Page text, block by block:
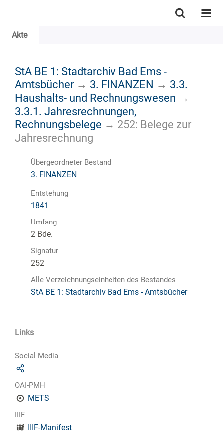
Akte
StA BE 1: Stadtarchiv Bad Ems -
Amtsbücher→ 3. FINANZEN → 3.3.
Haushalts- und Rechnungswesen →
3.3.1. Jahresrechnungen,
Rechnungsbelege → 252: Belege zur
Jahresrechnung
Übergeordneter Bestand
3. FINANZEN
Entstehung
1841
Umfang
2 Bde.
Signatur
252
Alle Verzeichnungseinheiten des Bestandes
StA BE 1: Stadtarchiv Bad Ems - Amtsbücher
Links
Social Media
OAI-PMH
METS
IIIF
IIIF-Manifest